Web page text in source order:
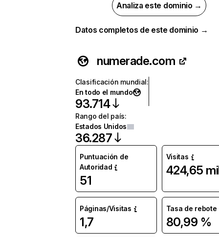
Analiza este dominio →
Datos completos de este dominio →
numerade.com
Clasificación mundial:
En todo el mundo
93.714
Rango del país:
Estados Unidos
36.287
Puntuación de
Autoridad
51
Visitas
424,65
Páginas/Visitas
1,7
Tasa de rebote
80,99 %